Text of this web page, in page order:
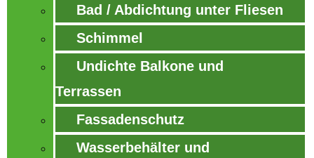
Bad / Abdichtung unter Fliesen
Schimmel
Undichte Balkone und
Terrassen
Fassadenschutz
Wasserbehälter und